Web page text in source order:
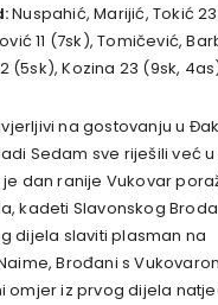
Nuspahić, Marijić, Tokić
11 (7sk), Tomičević,
(5sk), Kozina 23 (9sk,
na gostovanju u
Sedam sve riješili već
dan ranije Vukovar
kadeti Slavonskog
dijela slaviti plasman na
Brođani s
omjer iz prvog dijela